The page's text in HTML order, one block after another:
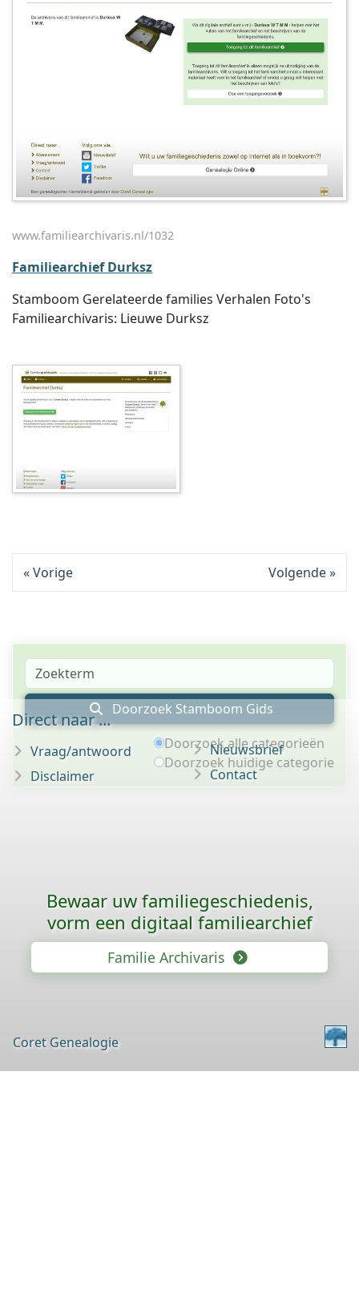
www.familiearchivaris.nl/1032
Familiearchief Durksz
Stamboom Gerelateerde families Verhalen Foto's
Familiearchivaris: Lieuwe Durksz
Vorige Volgende
Doorzoek Stamboom Gids
Doorzoek alle categorieën
Doorzoek huidige categorie
Direct naar ...
Vraag/antwoord
Disclaimer
Nieuwsbrief
Contact
Bewaar uw familie­geschiedenis,
vorm een digitaal familiearchief
Familie Archivaris
Coret Genealogie